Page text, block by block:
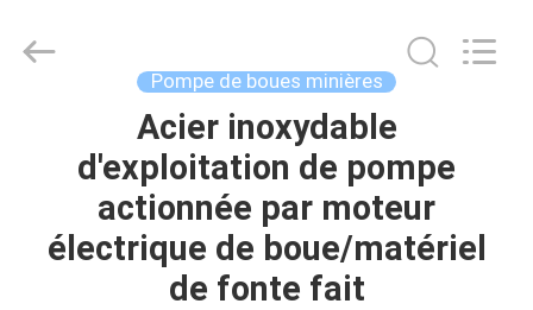
PRODUITS
Ltd..
Pompe de boues minières
Acier inoxydable
d'exploitation de pompe
actionnée par moteur
électrique de boue/matériel
de fonte fait